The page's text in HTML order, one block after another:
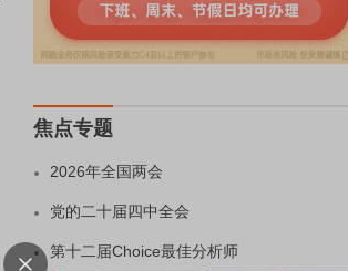
焦点专题
2026年全国两会
党的二十届四中全会
第十二届Choice最佳分析师